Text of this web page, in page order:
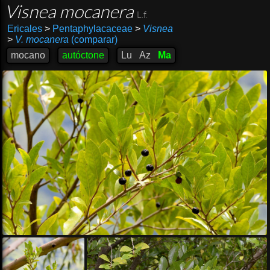
Visnea mocanera L.f.
Ericales >Pentaphylacaceae > Visnea
> V. mocanera (comparar)
mocano
autóctone Lu Az Ma